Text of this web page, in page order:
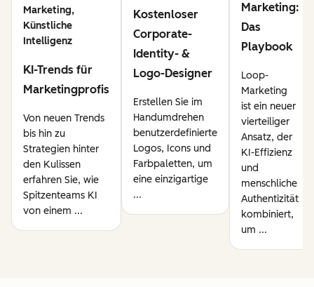
Marketing,
Künstliche
Intelligenz
KI-Trends für
Marketingprofis
Von neuen Trends
bis hin zu
Strategien hinter
den Kulissen
erfahren Sie, wie
Spitzenteams KI
von einem ...
Kostenloser
Corporate-
Identity- &
Logo-Designer
Erstellen Sie im
Handumdrehen
benutzerdefinierte
Logos, Icons und
Farbpaletten, um
eine einzigartige
...
Marketing:
Das
Playbook
Loop-
Marketing
ist ein neuer
vierteiliger
Ansatz, der
KI-Effizienz
und
menschliche
Authentizität
kombiniert,
um ...